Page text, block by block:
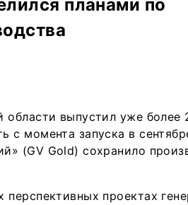
планами по
выпустил уже более
с момента запуска в
(GV Gold) сохранило
проектах